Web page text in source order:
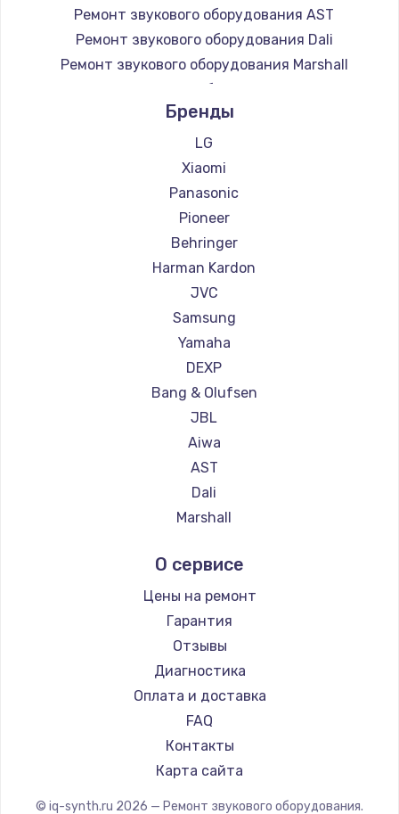
Ремонт звукового оборудования AST
Ремонт звукового оборудования Dali
Ремонт звукового оборудования Marshall
Ремонт звукового оборудования Supra
Бренды
LG
Xiaomi
Panasonic
Pioneer
Behringer
Harman Kardon
JVC
Samsung
Yamaha
DEXP
Bang & Olufsen
JBL
Aiwa
AST
Dali
Marshall
О сервисе
Цены на ремонт
Гарантия
Отзывы
Диагностика
Оплата и доставка
FAQ
Контакты
Карта сайта
© iq-synth.ru 2026 — Ремонт звукового оборудования.